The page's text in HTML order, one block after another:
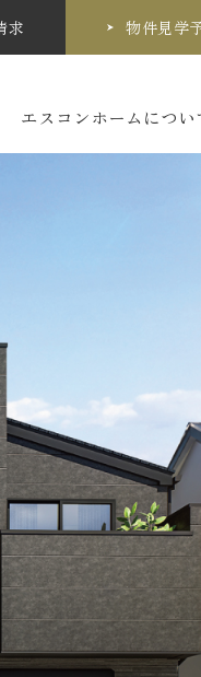
求 物件見学
エスコンホームについ